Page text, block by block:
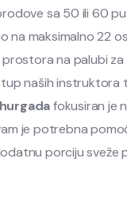
sa 50 ili 60
na maksimalno 22
na palubi za
naših instruktora
fokusiran je
je potrebna
porciju sveže